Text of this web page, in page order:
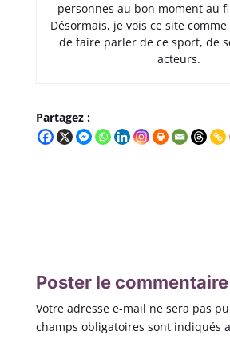
personnes au bon moment au
Désormais, je vois ce site
de faire parler de ce sport, de
acteurs.
Partagez :
Poster le commentaire
Votre adresse e-mail ne sera pas
champs obligatoires sont indiqués